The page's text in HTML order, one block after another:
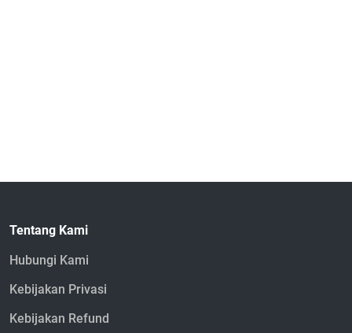
Tentang Kami
Hubungi Kami
Kebijakan Privasi
Kebijakan Refund